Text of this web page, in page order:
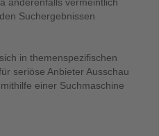
Suchergebnissen
in themenspezifischen
seriöse Anbieter Ausschau
einer Suchmaschine